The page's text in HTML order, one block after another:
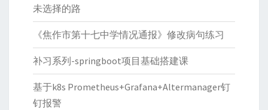
未选择的路
《焦作市第十七中学情况通报》修改病句练习
补习系列-springboot项目基础搭建课
基于k8s Prometheus+Grafana+Altermanager钉
钉报警